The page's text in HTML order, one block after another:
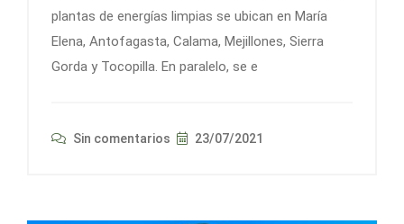
plantas de energías limpias se ubican en María
Elena, Antofagasta, Calama, Mejillones, Sierra
Gorda y Tocopilla. En paralelo, se e
Sin comentarios 23/07/2021